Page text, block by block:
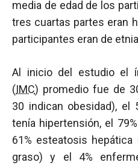
media de edad de los
tres cuartas partes eran
participantes eran de
Al inicio del estudio el
(IMC) promedio fue de
30 indican obesidad), el
tenía hipertensión, el
61% esteatosis
graso) y el 4%